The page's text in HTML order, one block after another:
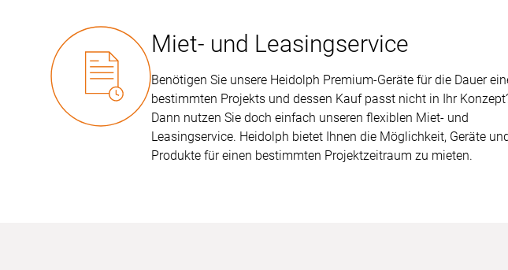
Miet- und Leasingservice
Benötigen Sie unsere Heidolph Premium-Geräte für die Dauer
bestimmten Projekts und dessen Kauf passt nicht in Ihr
Dann nutzen Sie doch einfach unseren flexiblen Miet- und
Leasingservice. Heidolph bietet Ihnen die Möglichkeit, Geräte
Produkte für einen bestimmten Projektzeitraum zu mieten.